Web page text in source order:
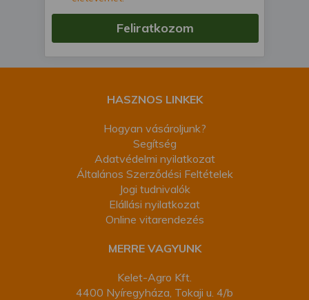
Feliratkozom
HASZNOS LINKEK
Hogyan vásároljunk?
Segítség
Adatvédelmi nyilatkozat
Általános Szerződési Feltételek
Jogi tudnivalók
Elállási nyilatkozat
Online vitarendezés
MERRE VAGYUNK
Kelet-Agro Kft.
4400 Nyíregyháza, Tokaji u. 4/b